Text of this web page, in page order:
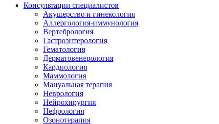
Консультации специалистов
Акушерство и гинекология
Аллергология-иммунология
Вертебрология
Гастроэнтерология
Гематология
Дерматовенерология
Кардиология
Маммология
Мануальная терапия
Неврология
Нейрохирургия
Нефрология
Озонотерапия